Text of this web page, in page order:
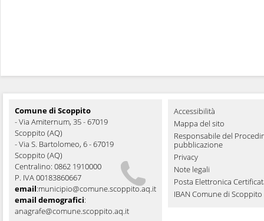
Comune di Scoppito
- Via Amiternum, 35 - 67019
Scoppito (AQ)
- Via S. Bartolomeo, 6 - 67019
Scoppito (AQ)
Centralino: 0862 1910000
P. IVA 00183860667
email:municipio@comune.scoppito.aq.it
email demografici:
anagrafe@comune.scoppito.aq.it
Accessibilità
Mappa del sito
Responsabile del
pubblicazione
Privacy
Note legali
Posta Elettronica
IBAN Comune di Scoppito